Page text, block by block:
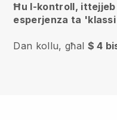
Ħu l-kontroll, ittejjeb
esperjenza ta
Dan kollu, għal $ 4